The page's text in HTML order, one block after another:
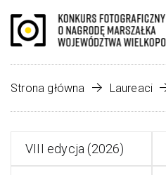
Strona główna Laureaci
VIII edycja (2026)